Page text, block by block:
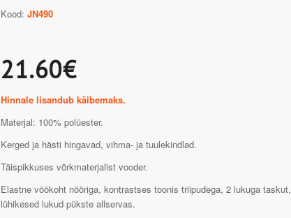
Kood:JN490
21.60€
Hinnale lisandub käibemaks.
Materjal: 100% polüester.
Kerged ja hästi hingavad, vihma- ja tuulekindlad.
Täispikkuses võrkmaterjalist vooder.
Elastne vöökoht nööriga, kontrastses toonis triipudega, 2 lukuga taskut,
lühikesed lukud pükste allservas.